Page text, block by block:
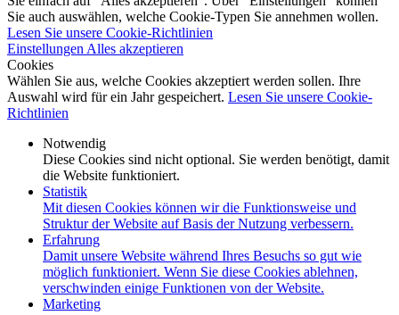
Sie auch auswählen, welche Cookie-Typen Sie annehmen wollen.
Lesen Sie unsere Cookie-Richtlinien
Einstellungen Alles akzeptieren
Cookies
Wählen Sie aus, welche Cookies akzeptiert werden sollen. Ihre
Auswahl wird für ein Jahr gespeichert. Lesen Sie unsere Cookie-
Richtlinien
Notwendig
Diese Cookies sind nicht optional. Sie werden benötigt, damit
die Website funktioniert.
Statistik
Mit diesen Cookies können wir die Funktionsweise und
Struktur der Website auf Basis der Nutzung verbessern.
Erfahrung
Damit unsere Website während Ihres Besuchs so gut wie
möglich funktioniert. Wenn Sie diese Cookies ablehnen,
verschwinden einige Funktionen von der Website.
Marketing